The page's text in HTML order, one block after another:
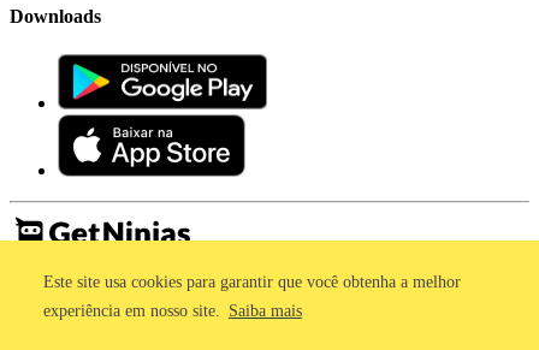
Este site usa cookies para garantir que você obtenha a melhor
experiência em nosso site. Saiba mais
Downloads
Imprensa
Termos de Uso